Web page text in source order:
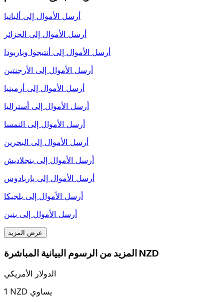
أرسل الأموال إلى ألبانيا
أرسل الأموال إلى الجزائر
أرسل الأموال إلى أنتيجوا وباربودا
أرسل الأموال إلى الأرجنتين
أرسل الأموال إلى أرمينيا
أرسل الأموال إلى أستراليا
أرسل الأموال إلى النمسا
أرسل الأموال إلى البحرين
أرسل الأموال إلى بنجلاديش
أرسل الأموال إلى باربادوس
أرسل الأموال إلى بلجيكا
أرسل الأموال إلى بنين
عرض المزيد
المزيد من الرسوم البيانية المباشرة NZD
الدولار الأمريكي
1 NZD يساوي